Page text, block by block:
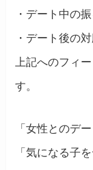
・デート中の
・デート後の
上記へのフィ
す。
「女性とのデ
「気になる子